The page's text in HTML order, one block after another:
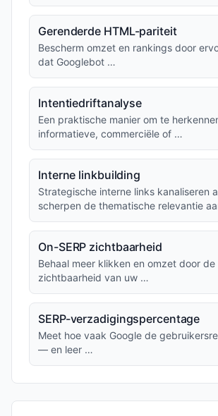
Gerenderde HTML-pariteit
Bescherm omzet en rankings door
dat Googlebot …
Intentiedriftanalyse
Een praktische manier om te
informatieve, commerciële of …
Interne linkbuilding
Strategische interne links kanaliseren
scherpen de thematische relevantie
On-SERP zichtbaarheid
Behaal meer klikken en omzet door de
zichtbaarheid van uw …
SERP-verzadigingspercentage
Meet hoe vaak Google de
— en leer …